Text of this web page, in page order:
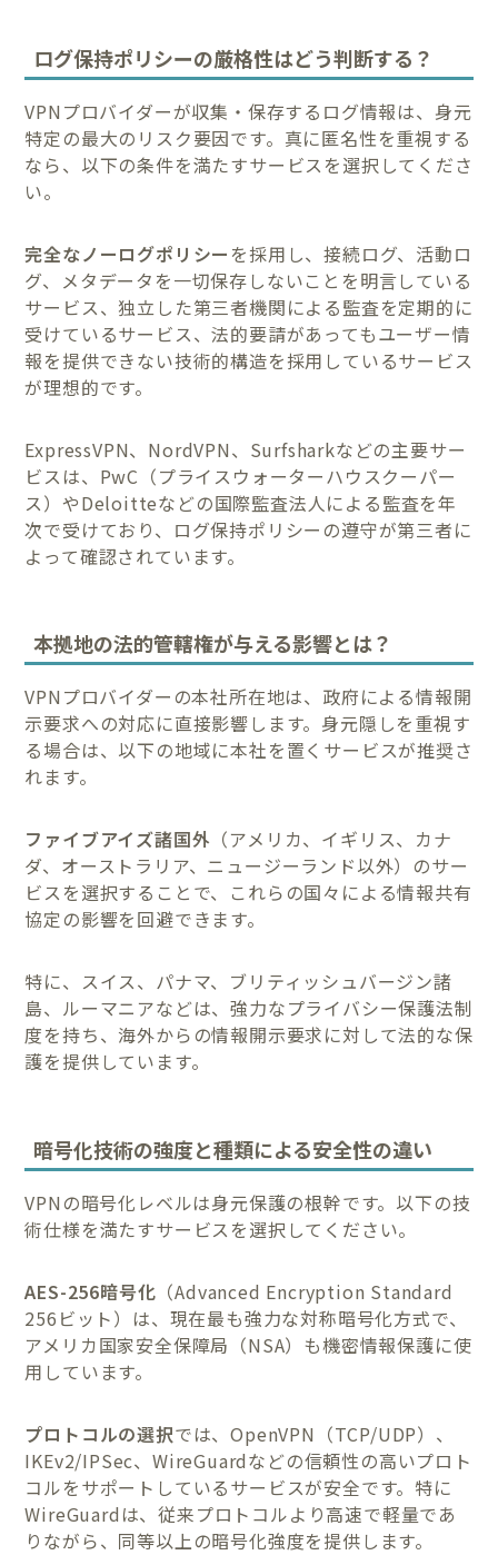
ログ保持ポリシーの厳格性はどう判断する？
VPNプロバイダーが収集・保存するログ情報は、身元
特定の最大のリスク要因です。真に匿名性を重視する
なら、以下の条件を満たすサービスを選択してくださ
い。
完全なノーログポリシー を採用し、接続ログ、活動ロ
グ、メタデータを一切保存しないことを明言している
サービス、独立した第三者機関による監査を定期的に
受けているサービス、法的要請があってもユーザー情
報を提供できない技術的構造を採用しているサービス
が理想的です。
ExpressVPN、NordVPN、Surfsharkなどの主要サー
ビスは、PwC（プライスウォーターハウスクーパー
ス）やDeloitteなどの国際監査法人による監査を年
次で受けており、ログ保持ポリシーの遵守が第三者に
よって確認されています。
本拠地の法的管轄権が与える影響とは？
VPNプロバイダーの本社所在地は、政府による情報開
示要求への対応に直接影響します。身元隠しを重視す
る場合は、以下の地域に本社を置くサービスが推奨さ
れます。
ファイブアイズ諸国外 （アメリカ、イギリス、カナ
ダ、オーストラリア、ニュージーランド以外）のサー
ビスを選択することで、これらの国々による情報共有
協定の影響を回避できます。
特に、スイス、パナマ、ブリティッシュバージン諸
島、ルーマニアなどは、強力なプライバシー保護法制
度を持ち、海外からの情報開示要求に対して法的な保
護を提供しています。
暗号化技術の強度と種類による安全性の違い
VPNの暗号化レベルは身元保護の根幹です。以下の技
術仕様を満たすサービスを選択してください。
AES-256暗号化 （Advanced Encryption Standard
256ビット）は、現在最も強力な対称暗号化方式で、
アメリカ国家安全保障局（NSA）も機密情報保護に使
用しています。
プロトコルの選択では、OpenVPN（TCP/UDP）、
IKEv2/IPSec、WireGuardなどの信頼性の高いプロト
コルをサポートしているサービスが安全です。特に
WireGuardは、従来プロトコルより高速で軽量であ
りながら、同等以上の暗号化強度を提供します。